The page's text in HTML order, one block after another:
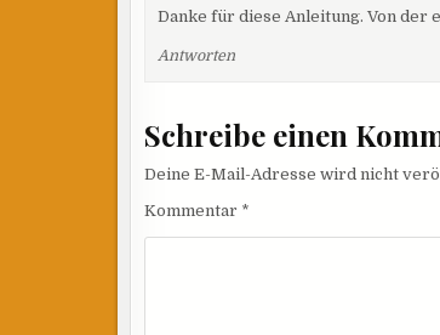
Danke für diese Anleitung. Von
Antworten
Schreibe einen
Deine E-Mail-Adresse wird nicht
Kommentar *